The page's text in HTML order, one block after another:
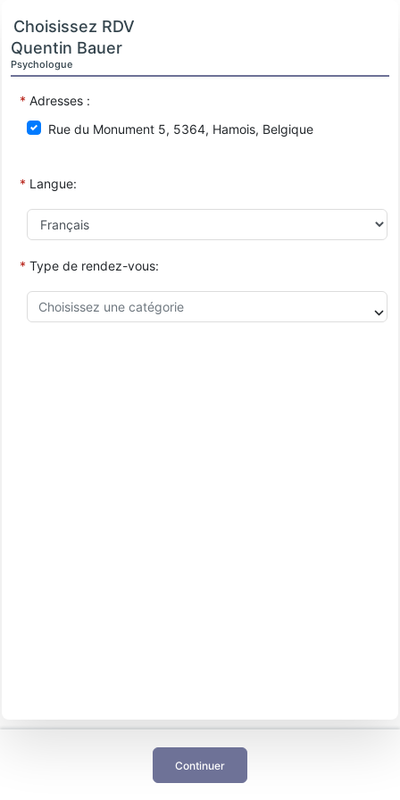
Choisissez RDV
Quentin Bauer
Psychologue
* Adresses :
Rue du Monument 5, 5364, Hamois, Belgique
* Langue:
* Type de rendez-vous:
Continuer